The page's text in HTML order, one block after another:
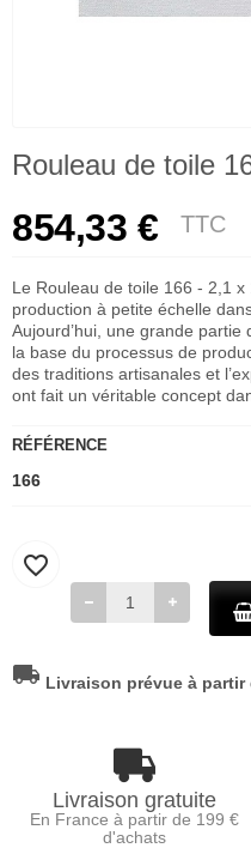
Rouleau de toile
854,33 € TTC
Le Rouleau de toile 166 - 2,1
production à petite échelle
Aujourd’hui, une grande
la base du processus de
des traditions artisanales et
ont fait un véritable concept
RÉFÉRENCE
166
favorite_border
local_shipping Livraison prévue à partir
Livraison gratuite
En France à partir de 199 €
d'achats